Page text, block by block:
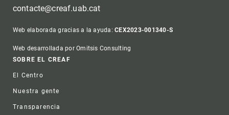
contacte@creaf.uab.cat
Web elaborada gracias a la ayuda:CEX2023-001340-S
Web desarrollada por Omitsis Consulting
Footer
SOBRE EL CREAF
El Centro
Nuestra gente
Transparencia